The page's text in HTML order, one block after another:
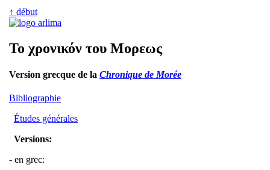
↑ début
Το χρονικόν του Μορεως
Version grecque de la Chronique de Morée
Bibliographie
Études générales
Versions:
- en grec: